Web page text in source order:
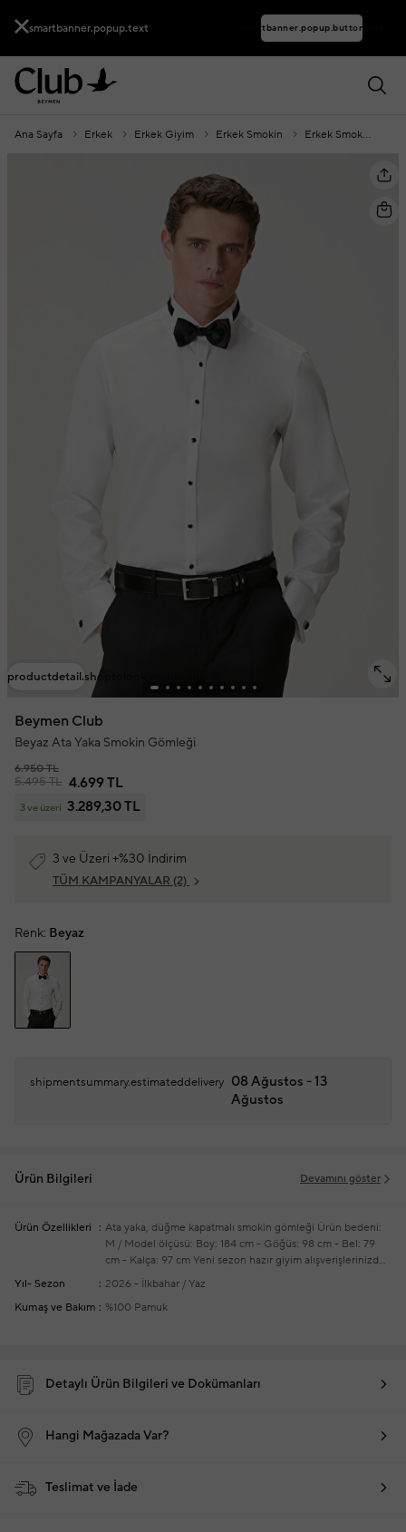
smartbanner.popup.text smartbanner.popup.buttontext
Ana Sayfa Erkek Erkek Giyim Erkek Smokin Erkek Smokin Gömleği
productdetail.shoptolook.mobile.title
Beymen Club
Beyaz Ata Yaka Smokin Gömleği
6.950 TL
5.495 TL 4.699 TL
3 ve üzeri 3.289,30 TL
3 ve Üzeri +%30 İndirim
TÜM KAMPANYALAR (2)
Renk: Beyaz
shipmentsummary.estimateddelivery 08 Ağustos - 13
Ağustos
Ürün Bilgileri Devamını göster
Ürün Özellikleri Ata yaka, düğme kapatmalı smokin gömleği Ürün bedeni:
M / Model ölçüsü: Boy: 184 cm - Göğüs: 98 cm - Bel: 79
cm - Kalça: 97 cm Yeni sezon hazır giyim alışverişlerinizde
ücretsiz tadilat yapılmaktadır
Yıl- Sezon
2026 - İlkbahar / Yaz
Kumaş ve Bakım
%100 Pamuk
Detaylı Ürün Bilgileri ve Dokümanları
Hangi Mağazada Var?
Teslimat ve İade